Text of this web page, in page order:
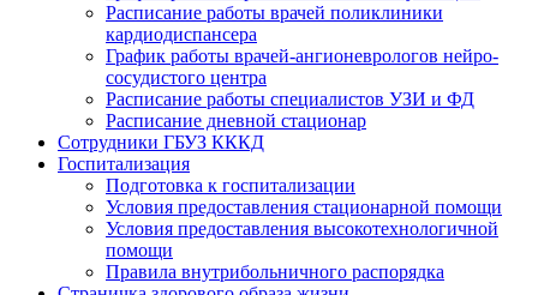
Расписание работы врачей поликлиники
кардиодиспансера
График работы врачей-ангионеврологов нейро-
сосудистого центра
Расписание работы специалистов УЗИ и ФД
Расписание дневной стационар
Сотрудники ГБУЗ КККД
Госпитализация
Подготовка к госпитализации
Условия предоставления стационарной помощи
Условия предоставления высокотехнологичной
помощи
Правила внутрибольничного распорядка